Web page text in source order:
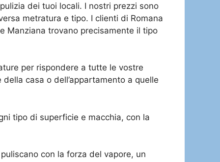
dei tuoi locali. I nostri prezzi sono
metratura e tipo. I clienti di Romana
Manziana trovano precisamente il tipo
per rispondere a tutte le vostre
casa o dell’appartamento a quelle
tipo di superficie e macchia, con la
con la forza del vapore, un